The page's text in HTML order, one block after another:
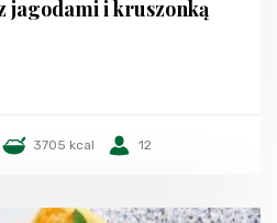
jagodami i kruszonką
3705 kcal 12